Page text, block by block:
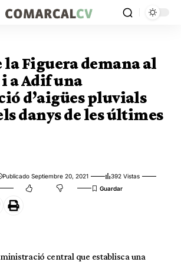
la Figuera demana al
a Adif una
d’aigües pluvials
danys de les últimes
Publicado Septiembre 20, 2021
392 Vistas
central que establisca una